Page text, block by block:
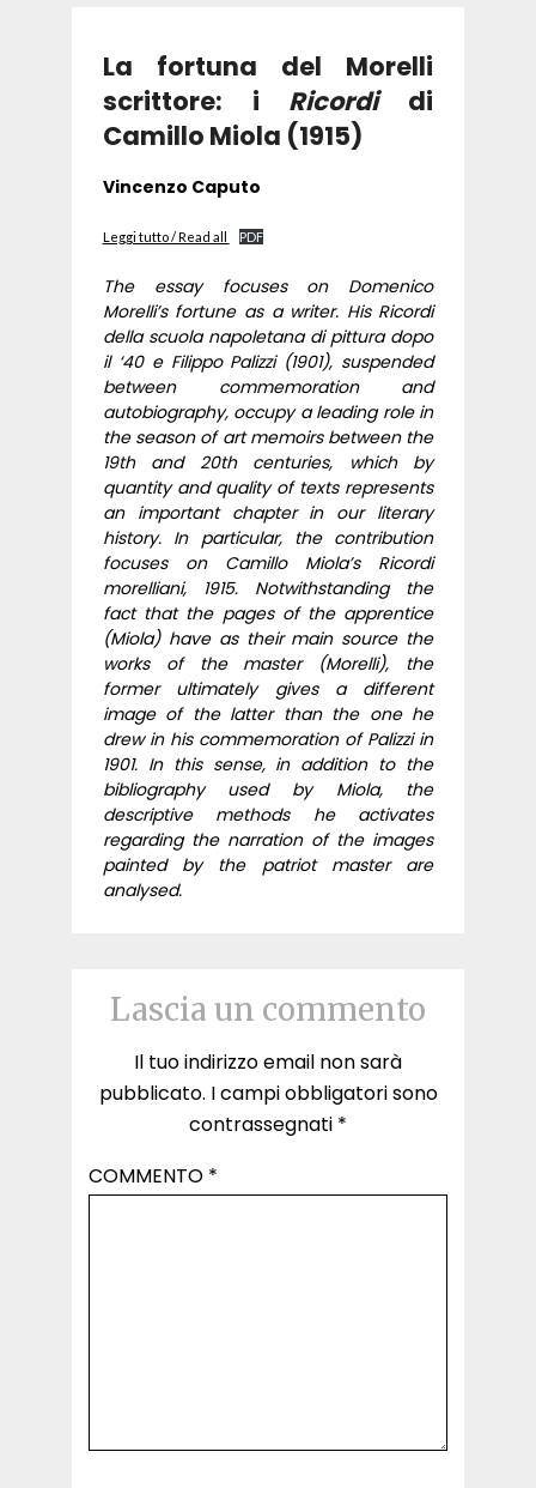
La fortuna del Morelli
scrittore: i Ricordidi
Camillo Miola (1915)
Vincenzo Caputo
Leggi tutto / Read all PDF
The essay focuses on Domenico
Morelli’s fortune as a writer. His Ricordi
della scuola napoletana di pittura dopo
il ‘40 e Filippo Palizzi (1901), suspended
between commemoration and
autobiography, occupy a leading role in
the season of art memoirs between the
19th and 20th centuries, which by
quantity and quality of texts represents
an important chapter in our literary
history. In particular, the contribution
focuses on Camillo Miola’s Ricordi
morelliani, 1915. Notwithstanding the
fact that the pages of the apprentice
(Miola) have as their main source the
works of the master (Morelli), the
former ultimately gives a different
image of the latter than the one he
drew in his commemoration of Palizzi in
1901. In this sense, in addition to the
bibliography used by Miola, the
descriptive methods he activates
regarding the narration of the images
painted by the patriot master are
analysed.
Lascia un commento
Il tuo indirizzo email non sarà
pubblicato. I campi obbligatori sono
contrassegnati *
COMMENTO *